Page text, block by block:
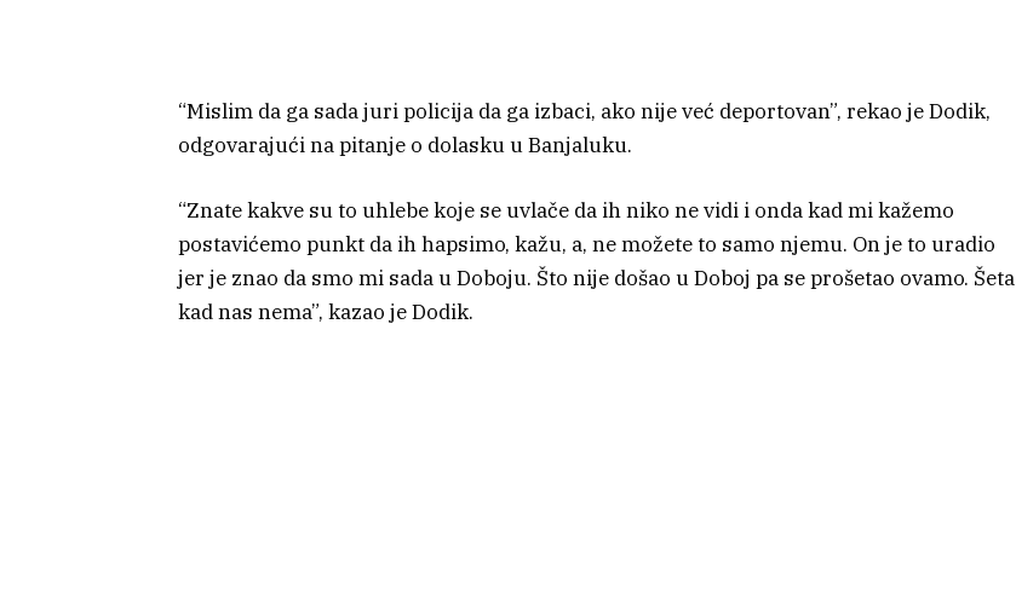
“Mislim da ga sada juri policija da ga izbaci, ako nije već deportovan”, rekao je Dodik,
odgovarajući na pitanje o dolasku u Banjaluku.
“Znate kakve su to uhlebe koje se uvlače da ih niko ne vidi i onda kad mi kažemo
postavićemo punkt da ih hapsimo, kažu, a, ne možete to samo njemu. On je to uradio
jer je znao da smo mi sada u Doboju. Što nije došao u Doboj pa se prošetao ovamo. Šeta
kad nas nema”, kazao je Dodik.